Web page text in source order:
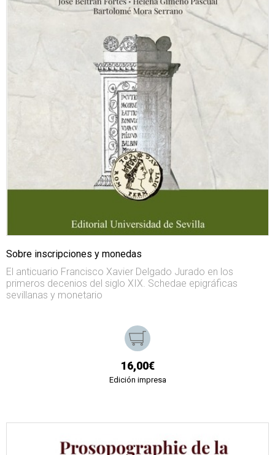
Sobre inscripciones y monedas
El anticuario Francisco Xavier Delgado Jurado en los
primeros decenios del siglo XIX. Schedae epigráficas
sevillanas y monetario
16,00€
Edición impresa